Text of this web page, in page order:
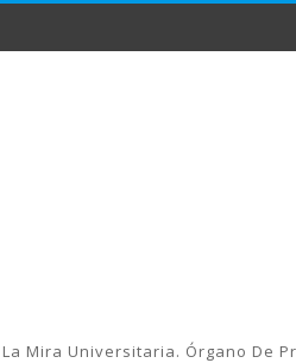
Mira Universitaria. Órgano De